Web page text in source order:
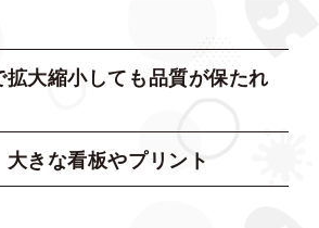
大縮小しても品質が保たれ
大きな看板やプリント